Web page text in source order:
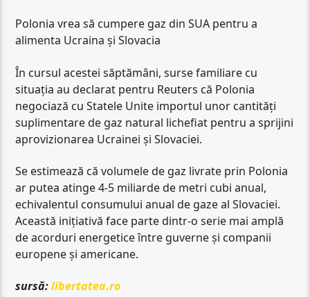
Polonia vrea să cumpere gaz din SUA pentru a
alimenta Ucraina și Slovacia
În cursul acestei săptămâni, surse familiare cu
situația au declarat pentru Reuters că Polonia
negociază cu Statele Unite importul unor cantități
suplimentare de gaz natural lichefiat pentru a sprijini
aprovizionarea Ucrainei și Slovaciei.
Se estimează că volumele de gaz livrate prin Polonia
ar putea atinge 4-5 miliarde de metri cubi anual,
echivalentul consumului anual de gaze al Slovaciei.
Această inițiativă face parte dintr-o serie mai amplă
de acorduri energetice între guverne și companii
europene și americane.
sursă:libertatea.ro